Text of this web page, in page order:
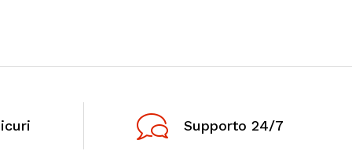
Supporto 24/7